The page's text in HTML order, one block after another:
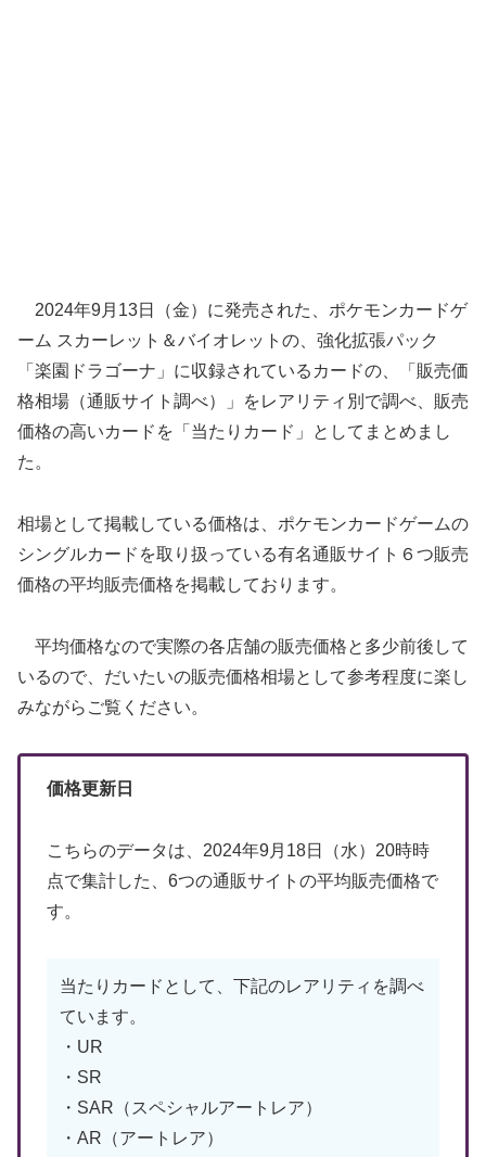
2024年9月13日（金）に発売された、ポケモンカードゲ
ーム スカーレット＆バイオレットの、強化拡張パック
「楽園ドラゴーナ」に収録されているカードの、「販売価
格相場（通販サイト調べ）」をレアリティ別で調べ、販売
価格の高いカードを「当たりカード」としてまとめまし
た。
相場として掲載している価格は、ポケモンカードゲームの
シングルカードを取り扱っている有名通販サイト６つ販売
価格の平均販売価格を掲載しております。
平均価格なので実際の各店舗の販売価格と多少前後して
いるので、だいたいの販売価格相場として参考程度に楽し
みながらご覧ください。
価格更新日
こちらのデータは、2024年9月18日（水）20時時
点で集計した、6つの通販サイトの平均販売価格で
す。
当たりカードとして、下記のレアリティを調べ
ています。
・UR
・SR
・SAR（スペシャルアートレア）
・AR（アートレア）